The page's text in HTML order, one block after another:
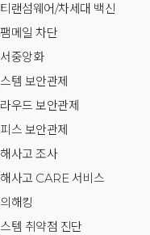
랜섬웨어/차세대 백신
메일 차단
중앙화
템 보안관제
우드 보안관제
스 보안관제
사고 조사
사고 CARE 서비스
해킹
템 취약점 진단